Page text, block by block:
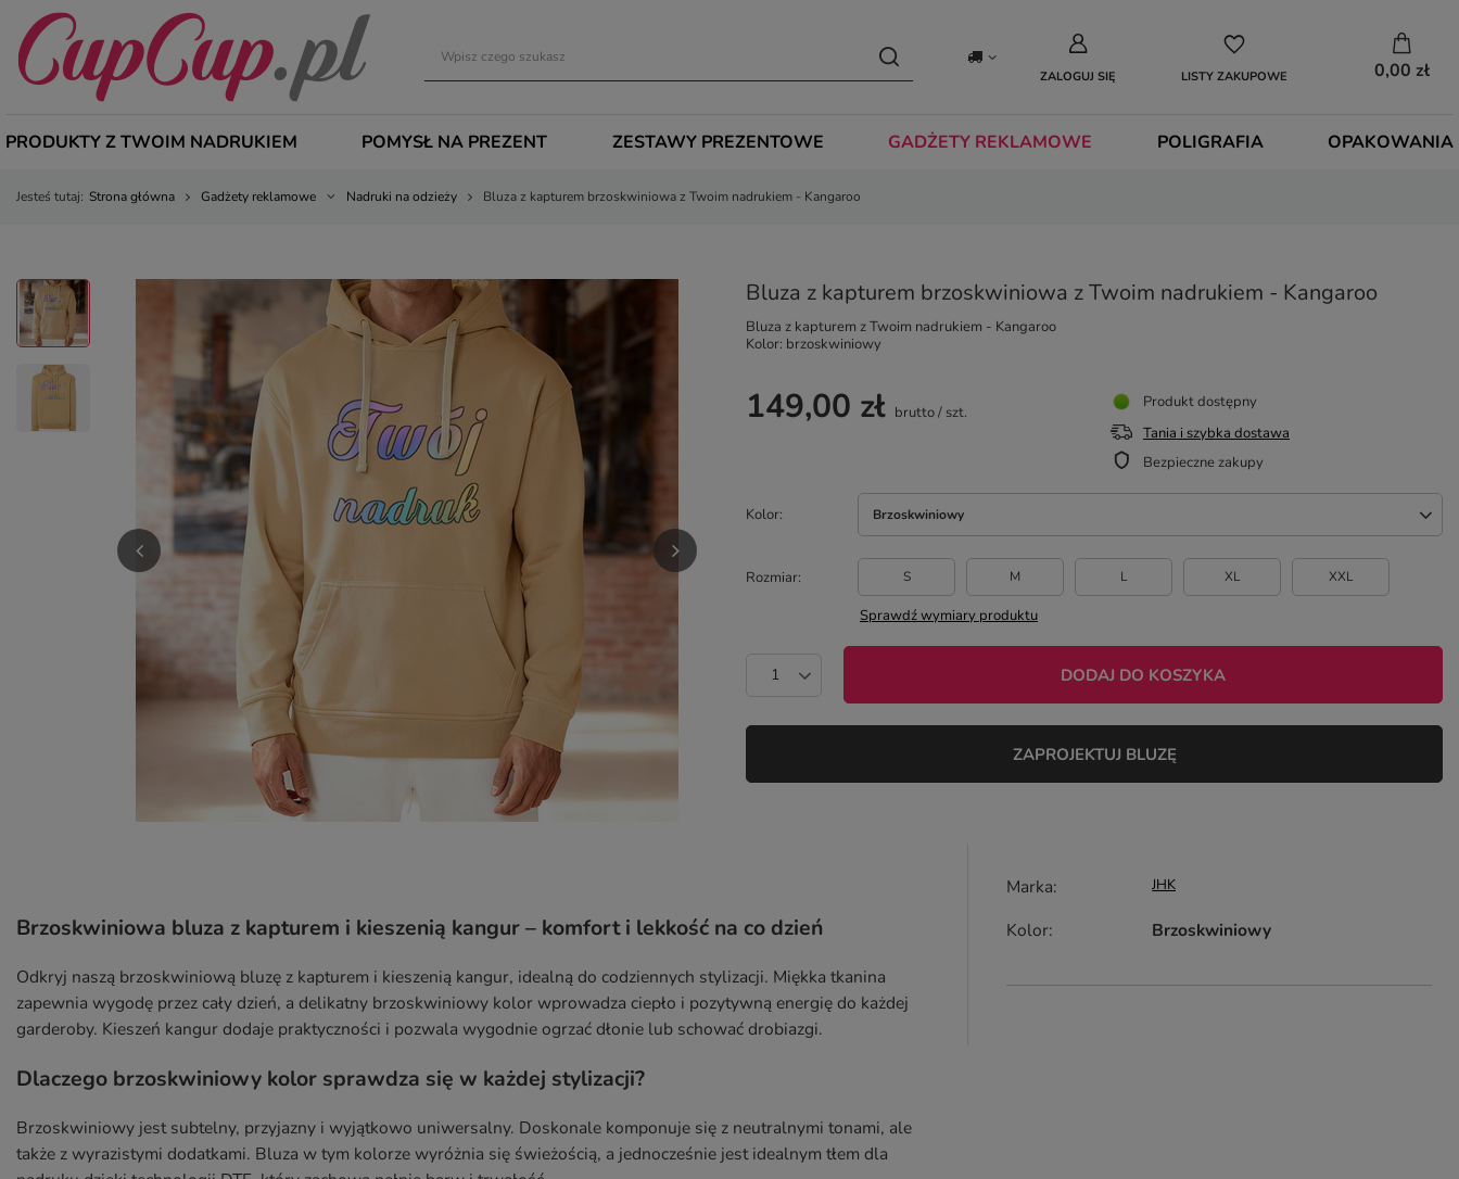
ZALOGUJ SIĘ LISTY ZAKUPOWE 0,00 zł
PRODUKTY Z TWOIM NADRUKIEM POMYSŁ NA PREZENT ZESTAWY PREZENTOWE GADŻETY REKLAMOWE POLIGRAFIA OPAKOWANIA
Jesteś tutaj: Strona główna Gadżety reklamowe Nadruki na odzieży Bluza z kapturem brzoskwiniowa z Twoim nadrukiem - Kangaroo
Bluza z kapturem brzoskwiniowa z Twoim nadrukiem - Kangaroo
Bluza z kapturem z Twoim nadrukiem - Kangaroo
Kolor: brzoskwiniowy
Kolor Brzoskwiniowy
Rozmiar S M L XL XXL
Sprawdź wymiary produktu
149,00 zł brutto/ szt.
DODAJ DO KOSZYKA
Produkt dostępny
Tania i szybka dostawa
Bezpieczne zakupy
ZAPROJEKTUJ BLUZĘ
Brzoskwiniowa bluza z kapturem i kieszenią kangur – komfort i lekkość na co dzień
Odkryj naszą brzoskwiniową bluzę z kapturem i kieszenią kangur, idealną do codziennych stylizacji. Miękka tkanina
zapewnia wygodę przez cały dzień, a delikatny brzoskwiniowy kolor wprowadza ciepło i pozytywną energię do każdej
garderoby. Kieszeń kangur dodaje praktyczności i pozwala wygodnie ogrzać dłonie lub schować drobiazgi.
Dlaczego brzoskwiniowy kolor sprawdza się w każdej stylizacji?
Brzoskwiniowy jest subtelny, przyjazny i wyjątkowo uniwersalny. Doskonale komponuje się z neutralnymi tonami, ale
także z wyrazistymi dodatkami. Bluza w tym kolorze wyróżnia się świeżością, a jednocześnie jest idealnym tłem dla
Marka JHK
Kolor Brzoskwiniowy